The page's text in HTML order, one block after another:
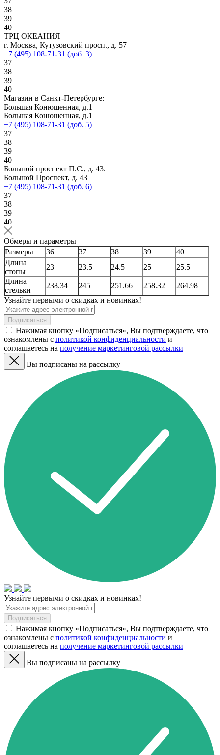
38
39
40
ТРЦ ОКЕАНИЯ
г. Москва, Кутузовский просп., д. 57
+7 (495) 108-71-31 (доб. 3)
37
38
39
40
Магазин в Санкт-Петербурге:
Большая Конюшенная, д.1
Большая Конюшенная, д.1
+7 (495) 108-71-31 (доб. 5)
37
38
39
40
Большой проспект П.С., д. 43.
Большой Проспект, д. 43
+7 (495) 108-71-31 (доб. 6)
37
38
39
40
Обмеры и параметры
Размеры
36 37 38 39
40
Длина
стопы
23 23.5 24.5 25
25.5
Длина
стельки
238.34 245 251.66 258.32
264.98
Узнайте первыми о скидках и новинках!
Подписаться
Нажимая кнопку «Подписаться», Вы подтверждаете, что
ознакомлены с политикой конфиденциальности и
соглашаетесь на получение маркетинговой рассылки
Вы подписаны на рассылку
Узнайте первыми о скидках и новинках!
Подписаться
Нажимая кнопку «Подписаться», Вы подтверждаете, что
ознакомлены с политикой конфиденциальности и
соглашаетесь на получение маркетинговой рассылки
Вы подписаны на рассылку